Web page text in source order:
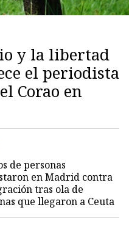
y la libertad
el periodista
Corao en
de personas
en Madrid contra
tras ola de
que llegaron a Ceuta